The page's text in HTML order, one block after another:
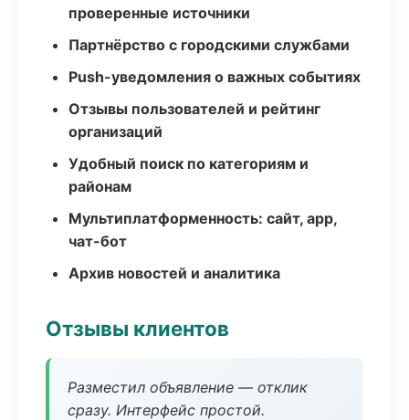
проверенные источники
Партнёрство с городскими службами
Push-уведомления о важных событиях
Отзывы пользователей и рейтинг
организаций
Удобный поиск по категориям и
районам
Мультиплатформенность: сайт, app,
чат-бот
Архив новостей и аналитика
Отзывы клиентов
Разместил объявление — отклик
сразу. Интерфейс простой.